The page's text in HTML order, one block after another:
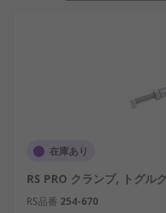
Cクランプ又はスプリン
どの特定の作業用に設計
クイックリリーストリガ
ンプは、ねじ機構により
在庫あり
RS PRO クランプ, トグ
RS品番 254-670